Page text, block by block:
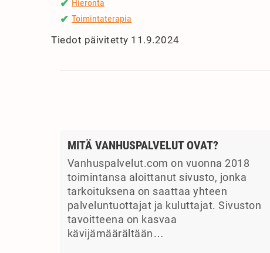
✔ Hieronta
✔ Toimintaterapia
Tiedot päivitetty 11.9.2024
MITÄ VANHUSPALVELUT OVAT?
Vanhuspalvelut.com on vuonna 2018
toimintansa aloittanut sivusto, jonka
tarkoituksena on saattaa yhteen
palveluntuottajat ja kuluttajat. Sivuston
tavoitteena on kasvaa
kävijämäärältään…